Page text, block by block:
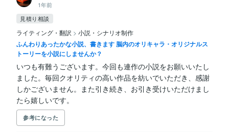
1年前
見積り相談
ライティング・翻訳 > 小説・シナリオ制作
ふんわりあったかな小説、書きます 脳内のオリキャラ・オリジナルス
トーリーを小説にしませんか？
いつも有難うございます。今回も連作の小説をお願いいたし
ました。毎回クオリティの高い作品を紡いでいただき、感謝
しかございません。また引き続き、お引き受けいただけまし
たら嬉しいです。
参考になった